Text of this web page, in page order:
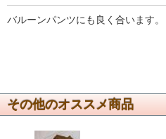
バルーンパンツにも良く合います。
その他のオススメ商品